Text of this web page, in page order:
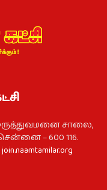
சாலை,
– 600 116.
join.naamtamilar.org